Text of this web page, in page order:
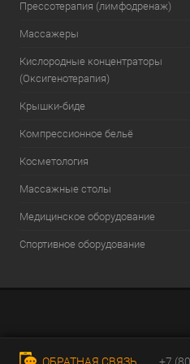
Прессотерапия (лимфодренаж)
Массажеры
Кислородные концентраторы
(Оксигенотерапия)
Крышки-биде
Компрессионное бельё
Косметология
Массажные столы
Медицинское оборудование
Спортивное оборудование
ОБРАТНАЯ СВЯЗЬ +7